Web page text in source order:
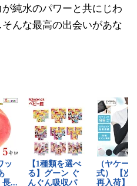
純水のパワーと共にじわ
んな最高の出会いがあな